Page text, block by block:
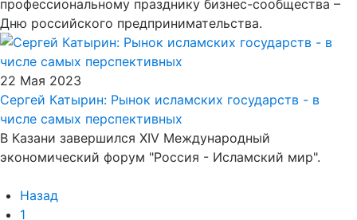
профессиональному празднику бизнес-сообщества –
Дню российского предпринимательства.
22 Мая 2023
Сергей Катырин: Рынок исламских государств - в
числе самых перспективных
В Казани завершился XIV Международный
экономический форум "Россия - Исламский мир".
Назад
1